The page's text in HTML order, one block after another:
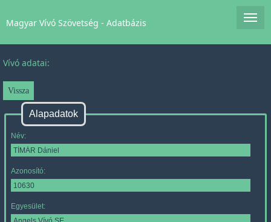
Magyar Vívó Szövetség - Adatbázis
Vívó adatai:
Alapadatok
Név:
Azonosító:
Egyesület: